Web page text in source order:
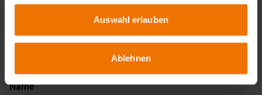
Auswahl erlauben
Ablehnen
Telefon Festnetz
Telefon Mobil
Name